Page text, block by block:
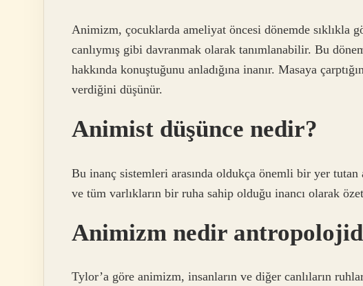
Animizm, çocuklarda ameliyat öncesi dönemde sıklıkla
canlıymış gibi davranmak olarak tanımlanabilir. Bu
hakkında konuştuğunu anladığına inanır. Masaya
verdiğini düşünür.
Animist düşünce nedir?
Bu inanç sistemleri arasında oldukça önemli bir yer tutan
ve tüm varlıkların bir ruha sahip olduğu inancı olarak
Animizm nedir
Tylor’a göre animizm, insanların ve diğer canlıların